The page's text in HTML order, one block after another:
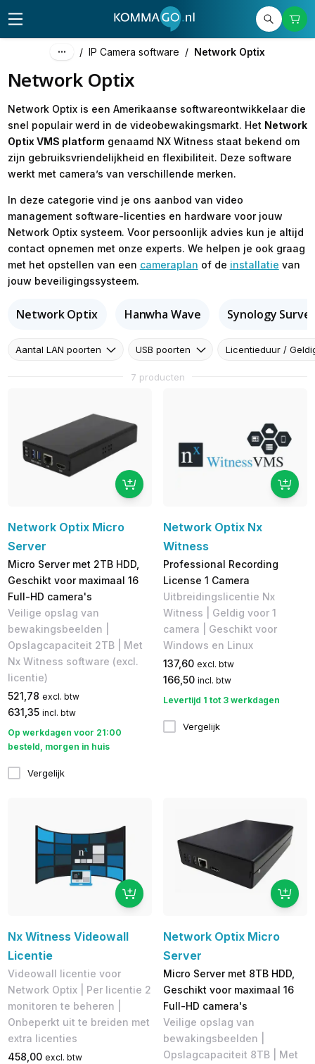
/ IP Camera software / Network Optix
Network Optix
Network Optix is een Amerikaanse softwareontwikkelaar die
snel populair werd in de videobewakingsmarkt. Het Network
Optix VMS platform genaamd NX Witness staat bekend om
zijn gebruiksvriendelijkheid en flexibiliteit. Deze software
werkt met camera’s van verschillende merken.
In deze categorie vind je ons aanbod van video
management software-licenties en hardware voor jouw
Network Optix systeem. Voor persoonlijk advies kun je altijd
contact opnemen met onze experts. We helpen je ook graag
met het opstellen van een cameraplan of de installatie van
jouw beveiligingssysteem.
Network Optix Hanwha Wave Synology
Aantal LAN poorten USB poorten Licentieduur /
7 producten
Network Optix Micro
Server
Micro Server met 2TB HDD,
Geschikt voor maximaal 16
Full-HD camera's
Veilige opslag van
bewakingsbeelden |
Opslagcapaciteit 2TB | Met
Nx Witness software (excl.
licentie)
521,78 excl. btw
631,35 incl. btw
Op werkdagen voor 21:00
besteld, morgen in huis
Vergelijk
Network Optix Nx
Witness
Professional Recording
License 1 Camera
Uitbreidingslicentie Nx
Witness | Geldig voor 1
camera | Geschikt voor
Windows en Linux
137,60 excl. btw
166,50 incl. btw
Levertijd 1 tot 3 werkdagen
Vergelijk
Nx Witness Videowall
Licentie
Videowall licentie voor
Network Optix | Per licentie 2
monitoren te beheren |
Onbeperkt uit te breiden met
extra licenties
458,00 excl. btw
Network Optix Micro
Server
Micro Server met 8TB HDD,
Geschikt voor maximaal 16
Full-HD camera's
Veilige opslag van
bewakingsbeelden |
Opslagcapaciteit 8TB | Met